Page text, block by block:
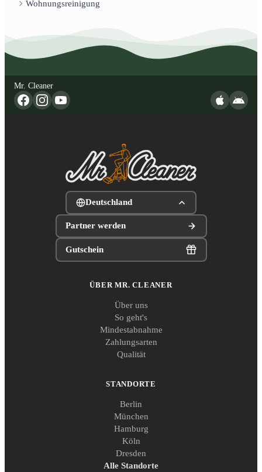
Wohnungsreinigung
Mr. Cleaner
Deutschland
Partner werden
Gutschein
ÜBER MR. CLEANER
Über uns
So geht's
Mindestabnahme
Zahlungsarten
Qualität
STANDORTE
Berlin
München
Hamburg
Köln
Dresden
Alle Standorte